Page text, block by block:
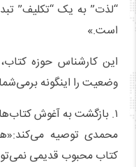
“لذت” به یک “تکلیف”
است.»
وضعیت را اینگونه
۱. بازگشت به آغوش کتاب‌های آشنا
محمدی توصیه
کتاب محبوب قدیمی